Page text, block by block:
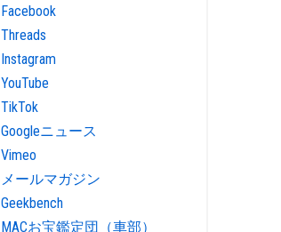
Facebook
Threads
Instagram
YouTube
TikTok
Googleニュース
Vimeo
メールマガジン
Geekbench
MACお宝鑑定団（車部）